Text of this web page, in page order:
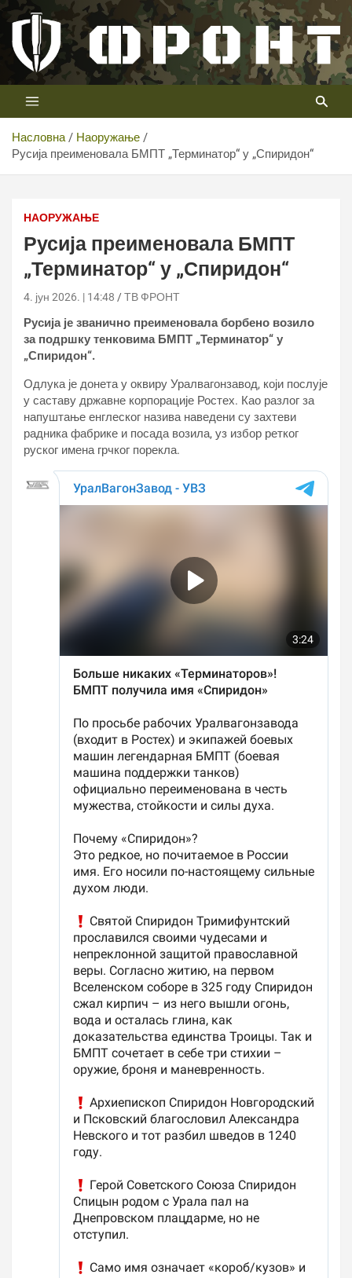
Скип
цонтент
Телевизија ФРОНТ
Први војни канал у Србији
Насловна
Наоружање
Русија преименовала БМПТ „Терминатор“ у „Спиридон“
НАОРУЖАЊЕ
Русија преименовала БМПТ
„Терминатор“ у „Спиридон“
4. јун 2026. | 14:48 ТВ ФРОНТ
Русија је званично преименовала борбено возило
за подршку тенковима БМПТ „Терминатор“ у
„Спиридон“.
Одлука је донета у оквиру Уралвагонзавод, који послује
у саставу државне корпорације Ростех. Као разлог за
напуштање енглеског назива наведени су захтеви
радника фабрике и посада возила, уз избор ретког
руског имена грчког порекла.